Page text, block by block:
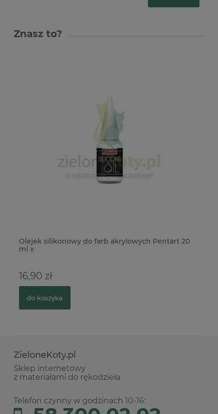
Znasz to?
Olejek silikonowy do farb akrylowych Pentart 20
ml x
16,90 zł
do koszyka
ZieloneKoty.pl
Sklep internetowy
z materiałami do rękodzieła
Telefon czynny w godzinach 10-16: